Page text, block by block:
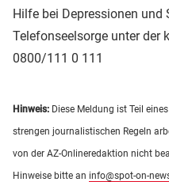
Hilfe bei Depressionen
Telefonseelsorge unter der
0800/111 0 111
Hinweis: Diese Meldung ist Teil
strengen journalistischen Regeln
von der AZ-Onlineredaktion nicht
Hinweise bitte an info@spot-on-